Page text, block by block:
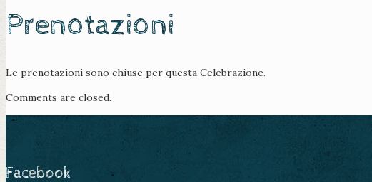
Prenotazioni
Le prenotazioni sono chiuse per questa Celebrazione.
Comments are closed.
Facebook